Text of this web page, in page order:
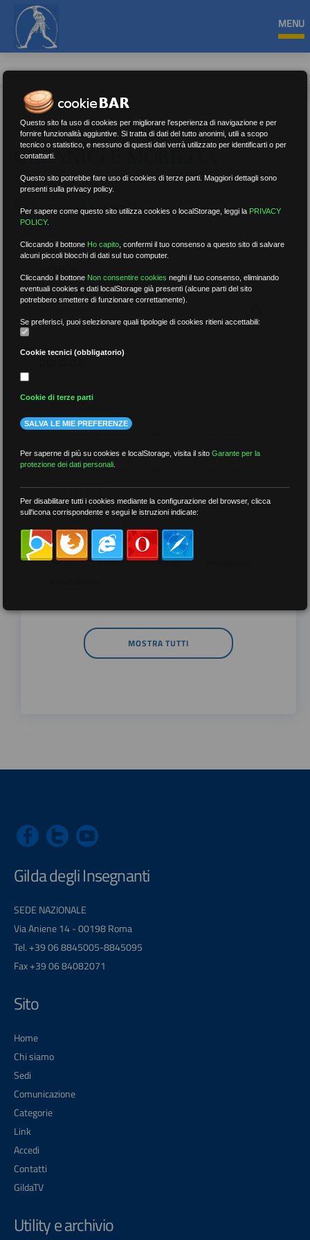
MENU
ORGANICI E MOBILITÀ
Nessun risultato.Rimuovi filtri
per data
più recenti
meno recenti
per tag
##DS ##FGU ##Gilda
MOSTRA TUTTI
Gilda degli Insegnanti
SEDE NAZIONALE
Via Aniene 14 - 00198 Roma
Tel. +39 06 8845005-8845095
Fax +39 06 84082071
Sito
Home
Chi siamo
Sedi
Comunicazione
Categorie
Link
Accedi
Contatti
GildaTV
Utility e archivio
Questo sito fa uso di cookies per migliorare l'esperienza di navigazione e per
fornire funzionalità aggiuntive. Si tratta di dati del tutto anonimi, utili a scopo
tecnico o statistico, e nessuno di questi dati verrà utilizzato per identificarti o per
contattarti.
Questo sito potrebbe fare uso di cookies di terze parti. Maggiori dettagli sono
presenti sulla privacy policy.
Per sapere come questo sito utilizza cookies o localStorage, leggi la PRIVACY
POLICY.
Cliccando il bottone Ho capito ,confermi il tuo consenso a questo sito di salvare
alcuni piccoli blocchi di dati sul tuo computer.
Cliccando il bottone Non consentire cookies neghi il tuo consenso, eliminando
eventuali cookies e dati localStorage già presenti (alcune parti del sito
potrebbero smettere di funzionare correttamente).
Se preferisci, puoi selezionare quali tipologie di cookies ritieni accettabili:
Cookie tecnici (obbligatorio)
Cookie di terze parti
SALVA LE MIE PREFERENZE
Per saperne di più su cookies e localStorage, visita il sitoGarante per la
protezione dei dati personali
Per disabilitare tutti i cookies mediante la configurazione del browser, clicca
sull'icona corrispondente e segui le istruzioni indicate: